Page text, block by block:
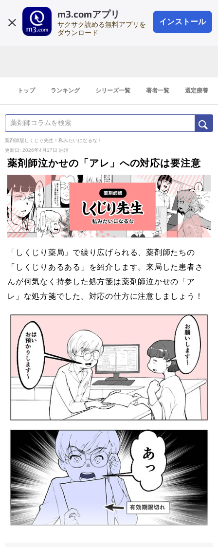
m3.comアプリ
サクサク読める無料アプリを
ダウンロード
インストール
会員登録
登録1分
トップ ランキング シリーズ一覧 著者一覧 選定療養
薬剤師版しくじり先生！私みたいになるな！
更新日: 2026年4月17日 油沼
薬剤師泣かせの「アレ」への対応は要注意
「しくじり薬局」で繰り広げられる、薬剤師たちの
「しくじりあるある」を紹介します。来局した患者さ
んが何気なく持参した処方箋は薬剤師泣かせの「ア
レ」な処方箋でした。対応の仕方に注意しましょう！